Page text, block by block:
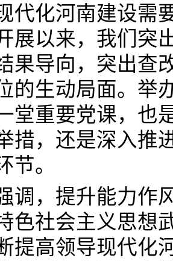
代化河南建设需
展以来，我们突
果导向，突出查
的生动局面。举
堂重要党课，也
措，还是深入推
节。
调，提升能力作
色社会主义思想
提高领导现代化